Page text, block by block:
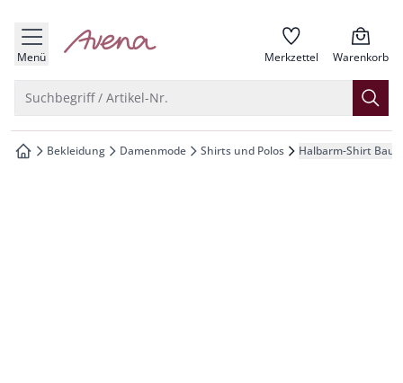
springen
springen
springen
springen
Menü zur Startseite Merkzettel Warenkorb
Suchbegriff / Artikel-Nr.
zur Startseite
Bekleidung Damenmode Shirts und Polos Halbarm-Shirt